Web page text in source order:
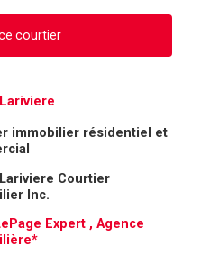
courtier
cette inscription
immobilier résidentiel et
Courtier
Inc.
Expert , Agence